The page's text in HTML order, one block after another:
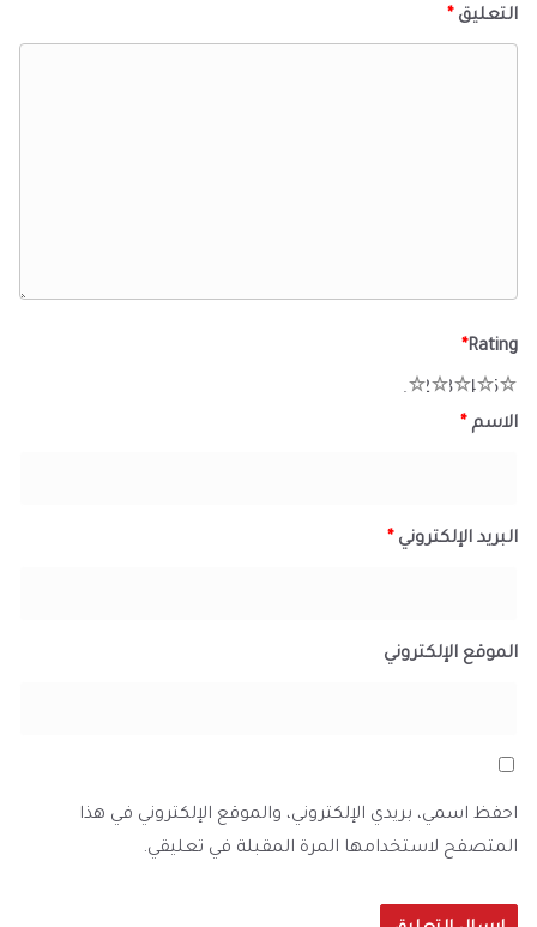
التعليق *
Rating
*
5
4
3
2
الاسم *
البريد الإلكتروني *
الموقع الإلكتروني
احفظ اسمي، بريدي الإلكتروني، والموقع الإلكتروني في هذا
المتصفح لاستخدامها المرة المقبلة في تعليقي.